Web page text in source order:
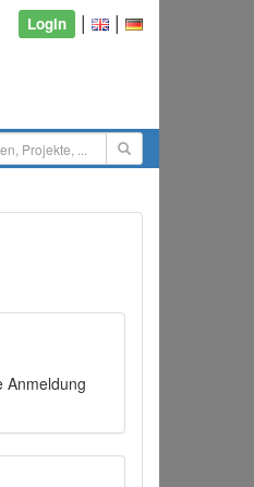
Login | |
Anmeldung